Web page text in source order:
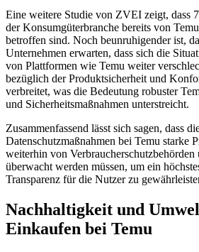
Eine weitere Studie von ZVEI zeigt, dass
der Konsumgüterbranche bereits von
betroffen sind. Noch beunruhigender ist,
Unternehmen erwarten, dass sich die
von Plattformen wie Temu weiter
bezüglich der Produktsicherheit und
verbreitet, was die Bedeutung robuster
und Sicherheitsmaßnahmen unterstreicht.
Zusammenfassend lässt sich sagen, dass
Datenschutzmaßnahmen bei Temu starke
weiterhin von Verbraucherschutzbehörden
überwacht werden müssen, um ein
Transparenz für die Nutzer zu
Nachhaltigkeit und
Einkaufen bei Temu